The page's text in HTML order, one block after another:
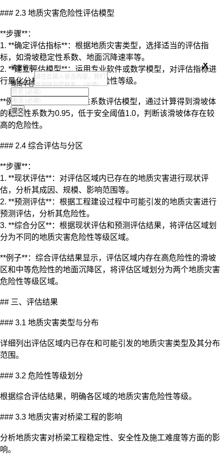
### 2.3 地质灾害危险性评估模型
**步骤**：
1. **确定评估指标**：根据地质灾害类型，选择适当的评估指
标，如滑坡稳定性系数、地面沉降速率等。
2. **建立评估模型**：运用专业软件或数学模型，对评估指标进
行量化分析，计算地质灾害危险性等级。
**例子**：采用滑坡稳定性系数评估模型，通过计算得到滑坡体
的稳定性系数为0.95，低于安全阈值1.0，判断该滑坡体存在较
高的危险性。
### 2.4 综合评估与分区
**步骤**：
1. **现状评估**：对评估区域内已存在的地质灾害进行现状评
估，分析其成因、规模、影响范围等。
2. **预测评估**：根据工程建设过程中可能引发的地质灾害进行
预测评估，分析其危险性。
3. **综合分区**：根据现状评估和预测评估结果，将评估区域划
分为不同的地质灾害危险性等级区域。
**例子**：综合评估结果显示，评估区域内存在高危险性的滑坡
区和中等危险性的地面沉降区，将评估区域划分为两个地质灾害
危险性等级区域。
## 三、评估结果
### 3.1 地质灾害类型与分布
详细列出评估区域内已存在和可能引发的地质灾害类型及其分布
范围。
### 3.2 危险性等级划分
根据综合评估结果，明确各区域的地质灾害危险性等级。
### 3.3 地质灾害对桥梁工程的影响
分析地质灾害对桥梁工程稳定性、安全性及施工难度等方面的影
响。
请您留言 x
湖南华咨